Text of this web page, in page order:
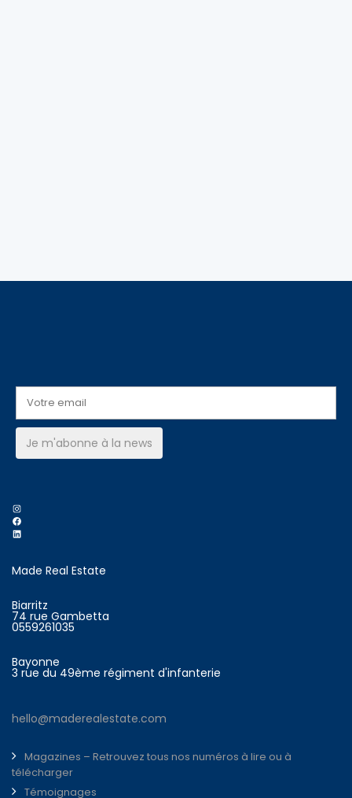
Instagram
Facebook
LinkedIn
Made Real Estate
Biarritz
74 rue Gambetta
0559261035
Bayonne
3 rue du 49ème régiment d'infanterie
hello@maderealestate.com
Magazines – Retrouvez tous nos numéros à lire ou à
télécharger
Témoignages